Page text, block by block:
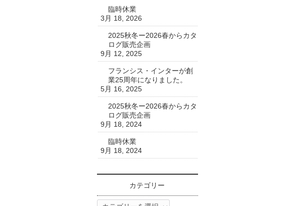
臨時休業
3月 18, 2026
2025秋冬ー2026春からカタ
ログ販売企画
9月 12, 2025
フランシス・インターが創
業25周年になりました。
5月 16, 2025
2025秋冬ー2026春からカタ
ログ販売企画
9月 18, 2024
臨時休業
9月 18, 2024
カテゴリー
カ